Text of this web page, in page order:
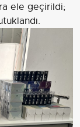
ele geçirildi;